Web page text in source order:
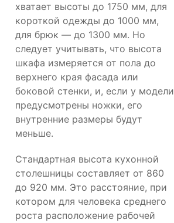
хватает высоты до 1750 мм, для
короткой одежды до 1000 мм,
для брюк — до 1300 мм. Но
следует учитывать, что высота
шкафа измеряется от пола до
верхнего края фасада или
боковой стенки, и, если у модели
предусмотрены ножки, его
внутренние размеры будут
меньше.
Стандартная высота кухонной
столешницы составляет от 860
до 920 мм. Это расстояние, при
котором для человека среднего
роста расположение рабочей